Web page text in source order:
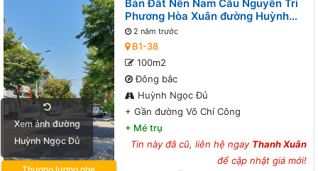
Xem ảnh đường
Huỳnh Ngọc Đủ
Bán Đất Nền Nam Cầu Nguyễn Tri
Phương Hòa Xuân đường Huỳnh
Ngọc Đủ B1-38 lô 8x - Gần đường
Võ Chí Công
2 năm trước
B1-38
100m2
Đông bắc
Huỳnh Ngọc Đủ
+ Gần đường Võ Chí Công
+ Mé trụ
Tin này đã cũ, liên hệ ngay Thanh Xuân
để cập nhật giá mới!